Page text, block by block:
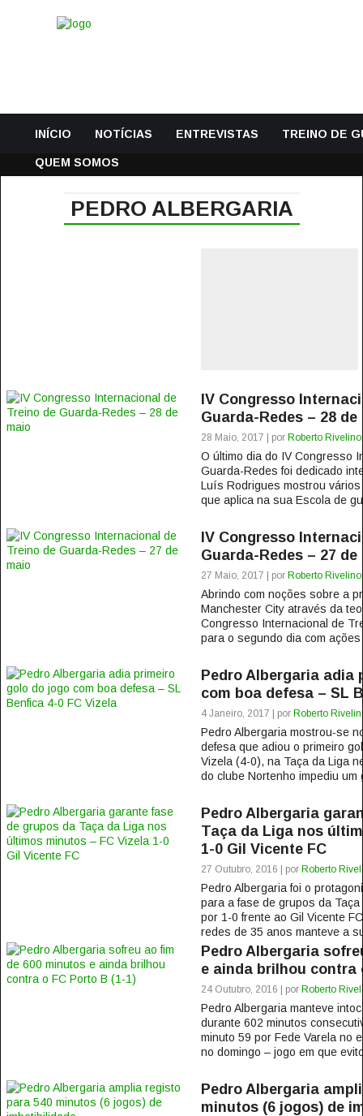
INÍCIO NOTÍCIAS ENTREVISTAS TREINO DE
QUEM SOMOS
PEDRO ALBERGARIA
IV Congresso
Guarda-Redes – 28 de
28 Maio, 2017 | por Roberto Rivelino
O último dia do IV Congresso
Guarda-Redes foi dedicado
Luís Rodrigues mostrou
que aplica na sua Escola de
IV Congresso
Guarda-Redes – 27 de
27 Maio, 2017 | por Roberto Rivelino
Abrindo com noções sobre a
Manchester City através da
Congresso Internacional de
para o segundo dia com
Pedro Albergaria adia
com boa defesa – SL
4 Janeiro, 2017 | por Roberto
Pedro Albergaria mostrou-se
defesa que adiou o primeiro
Vizela (4-0), na Taça da Liga
do clube Nortenho impediu um
Pedro Albergaria
Taça da Liga nos
1-0 Gil Vicente FC
27 Outubro, 2016 | por Roberto
Pedro Albergaria foi o
para a fase de grupos da
por 1-0 frente ao Gil Vicente
redes de 35 anos manteve a
Pedro Albergaria
e ainda brilhou contra
24 Outubro, 2016 | por Roberto
Pedro Albergaria manteve
durante 602 minutos
minuto 59 por Fede Varela no
no domingo – jogo em que
Pedro Albergaria
minutos (6 jogos) de